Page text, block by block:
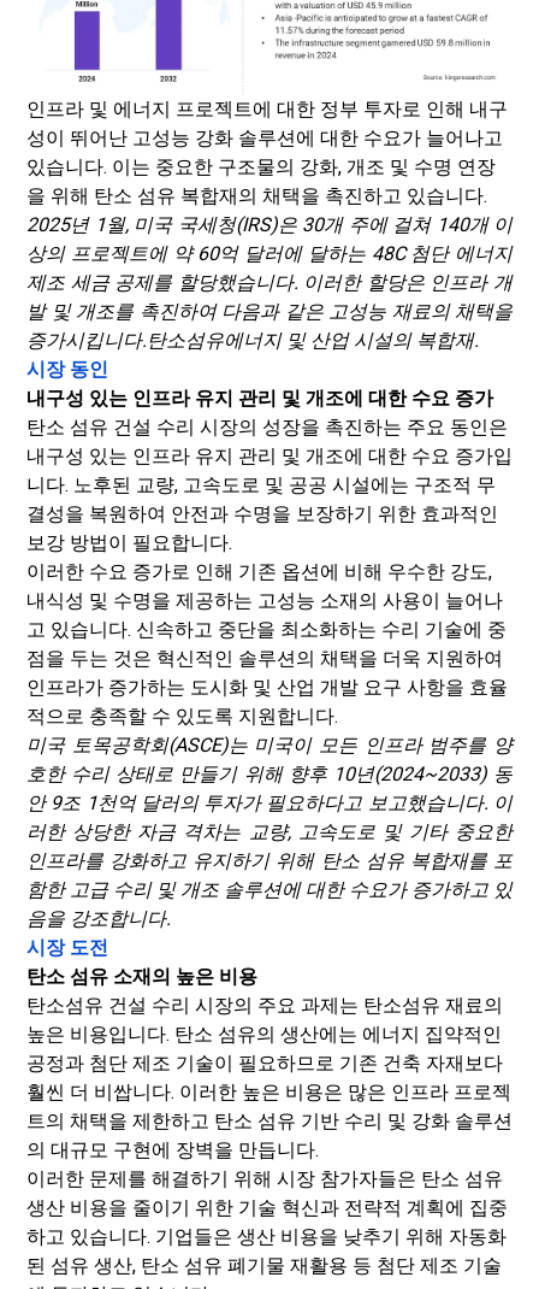
인프라 및 에너지 프로젝트에 대한 정부 투자로 인해 내구
성이 뛰어난 고성능 강화 솔루션에 대한 수요가 늘어나고
있습니다. 이는 중요한 구조물의 강화, 개조 및 수명 연장
을 위해 탄소 섬유 복합재의 채택을 촉진하고 있습니다.
2025년 1월, 미국 국세청(IRS)은 30개 주에 걸쳐 140개 이
상의 프로젝트에 약 60억 달러에 달하는 48C 첨단 에너지
제조 세금 공제를 할당했습니다. 이러한 할당은 인프라 개
발 및 개조를 촉진하여 다음과 같은 고성능 재료의 채택을
증가시킵니다.탄소섬유에너지 및 산업 시설의 복합재.
시장 동인
내구성 있는 인프라 유지 관리 및 개조에 대한 수요 증가
탄소 섬유 건설 수리 시장의 성장을 촉진하는 주요 동인은
내구성 있는 인프라 유지 관리 및 개조에 대한 수요 증가입
니다. 노후된 교량, 고속도로 및 공공 시설에는 구조적 무
결성을 복원하여 안전과 수명을 보장하기 위한 효과적인
보강 방법이 필요합니다.
이러한 수요 증가로 인해 기존 옵션에 비해 우수한 강도,
내식성 및 수명을 제공하는 고성능 소재의 사용이 늘어나
고 있습니다. 신속하고 중단을 최소화하는 수리 기술에 중
점을 두는 것은 혁신적인 솔루션의 채택을 더욱 지원하여
인프라가 증가하는 도시화 및 산업 개발 요구 사항을 효율
적으로 충족할 수 있도록 지원합니다.
미국 토목공학회(ASCE)는 미국이 모든 인프라 범주를 양
호한 수리 상태로 만들기 위해 향후 10년(2024~2033) 동
안 9조 1천억 달러의 투자가 필요하다고 보고했습니다. 이
러한 상당한 자금 격차는 교량, 고속도로 및 기타 중요한
인프라를 강화하고 유지하기 위해 탄소 섬유 복합재를 포
함한 고급 수리 및 개조 솔루션에 대한 수요가 증가하고 있
음을 강조합니다.
시장 도전
탄소 섬유 소재의 높은 비용
탄소섬유 건설 수리 시장의 주요 과제는 탄소섬유 재료의
높은 비용입니다. 탄소 섬유의 생산에는 에너지 집약적인
공정과 첨단 제조 기술이 필요하므로 기존 건축 자재보다
훨씬 더 비쌉니다. 이러한 높은 비용은 많은 인프라 프로젝
트의 채택을 제한하고 탄소 섬유 기반 수리 및 강화 솔루션
의 대규모 구현에 장벽을 만듭니다.
이러한 문제를 해결하기 위해 시장 참가자들은 탄소 섬유
생산 비용을 줄이기 위한 기술 혁신과 전략적 계획에 집중
하고 있습니다. 기업들은 생산 비용을 낮추기 위해 자동화
된 섬유 생산, 탄소 섬유 폐기물 재활용 등 첨단 제조 기술